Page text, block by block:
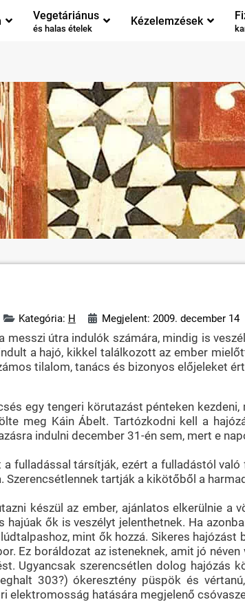
Vegetáriánus
és halas ételek
Kézelemzések
Kategória: H Megjelent: 2009. december 14
messzi útra indulók számára, mindig is
a hajó, kikkel találkozott az ember
tilalom, tanács és bizonyos előjeleket
egy tengeri körutazást pénteken
meg Káin Ábelt. Tartózkodni kell a
indulni december 31-én sem, mert e
fulladással társítják, ezért a fulladástól
Szerencsétlennek tartják a kikötőből a
készül az ember, ajánlatos elkerülnie
hajúak ők is veszélyt jelenthetnek. Ha
mint ők hozzá. Sikeres
Ez boráldozat az isteneknek, amit jó
Ugyancsak szerencsétlen dolog hajózás
303?) ókeresztény püspök és
elektromosság hatására megjelenő